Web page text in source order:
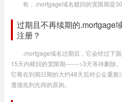
有，.mortgage域名赎回的宽限期是30
过期且不再续期的.mortgage
注册？
.mortgage域名过期后，它会经过下
15天内赎回的宽限期------->3天等待删除
它将在到期日期的大约48天后对公众重
遵循先到先得的原则。